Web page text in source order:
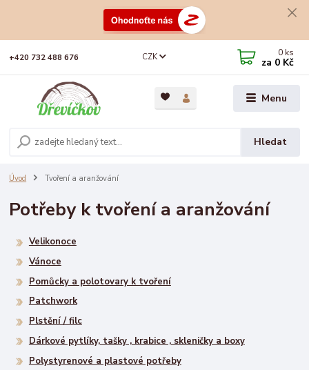
Menu
CZK
Hledat
+420 732 488 676 0 ks
za 0 Kč
Úvod Tvoření a aranžování
Potřeby k tvoření a aranžování
Velikonoce
Vánoce
Pomůcky a polotovary k tvoření
Patchwork
Plstění / filc
Dárkové pytlíky, tašky , krabice , skleničky a boxy
Polystyrenové a plastové potřeby